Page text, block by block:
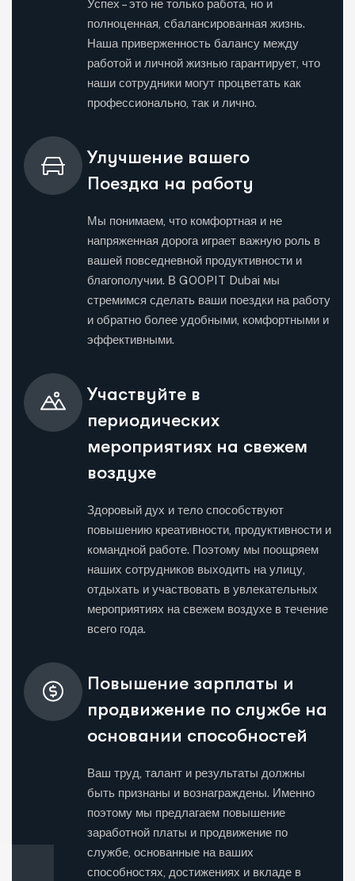
Успех – это не только работа, но и
полноценная, сбалансированная жизнь.
Наша приверженность балансу между
работой и личной жизнью гарантирует, что
наши сотрудники могут процветать как
профессионально, так и лично.
Улучшение вашего
Поездка на работу
Мы понимаем, что комфортная и не
напряженная дорога играет важную роль в
вашей повседневной продуктивности и
благополучии. В GOOPIT Dubai мы
стремимся сделать ваши поездки на работу
и обратно более удобными, комфортными и
эффективными.
Участвуйте в
периодических
мероприятиях на свежем
воздухе
Здоровый дух и тело способствуют
повышению креативности, продуктивности и
командной работе. Поэтому мы поощряем
наших сотрудников выходить на улицу,
отдыхать и участвовать в увлекательных
мероприятиях на свежем воздухе в течение
всего года.
Повышение зарплаты и
продвижение по службе на
основании способностей
Ваш труд, талант и результаты должны
быть признаны и вознаграждены. Именно
поэтому мы предлагаем повышение
заработной платы и продвижение по
службе, основанные на ваших
способностях, достижениях и вкладе в